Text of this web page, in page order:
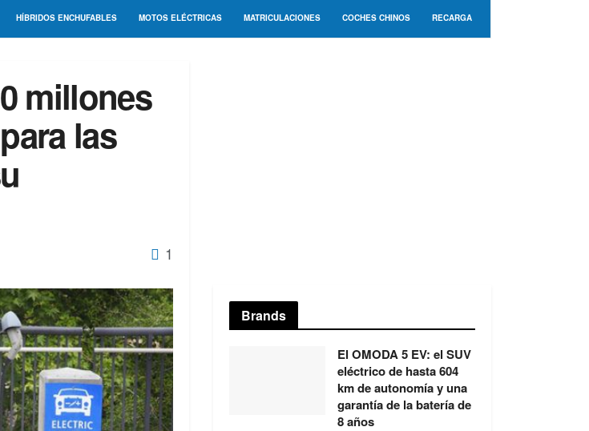
HÍBRIDOS ENCHUFABLES MOTOS ELÉCTRICAS MATRICULACIONES COCHES CHINOS RECARGA
millones
las
1
Brands
El OMODA 5 EV: el SUV
eléctrico de hasta 604
km de autonomía y una
garantía de la batería de
8 años